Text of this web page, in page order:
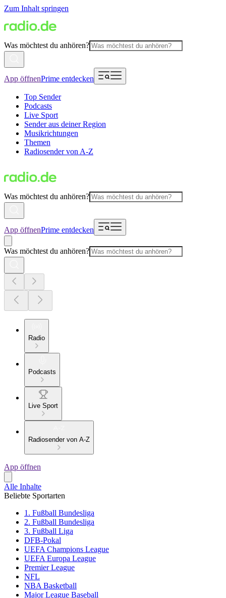
Zum Inhalt springen
Was möchtest du anhören?
App öffnenPrime entdecken
Top Sender
Podcasts
Live Sport
Sender aus deiner Region
Musikrichtungen
Themen
Radiosender von A-Z
Was möchtest du anhören?
App öffnenPrime entdecken
Was möchtest du anhören?
Radio
Podcasts
Live Sport
Radiosender von A-Z
App öffnen
Alle Inhalte
Beliebte Sportarten
1. Fußball Bundesliga
2. Fußball Bundesliga
3. Fußball Liga
DFB-Pokal
UEFA Champions League
UEFA Europa League
Premier League
NFL
NBA Basketball
Major League Baseball